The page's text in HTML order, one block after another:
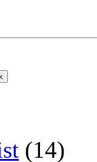
(14)